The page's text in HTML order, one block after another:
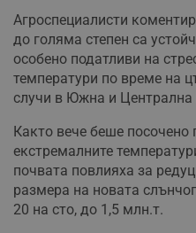
Агроспециалисти
до голяма степен са
особено податливи на
температури по време на
случи в Южна и Централна
Както вече беше посочено
екстремалните
почвата повлияха за
размера на новата
20 на сто, до 1,5 млн.т.